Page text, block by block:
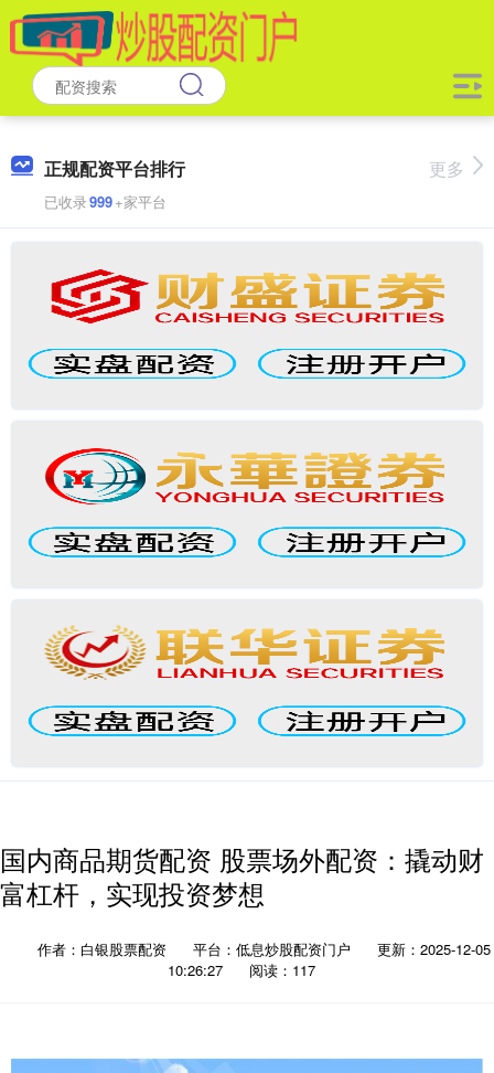
正规配资平台排行
已收录999+家平台
更多
国内商品期货配资 股票场外配资：撬动财
富杠杆，实现投资梦想
作者：白银股票配资 平台：低息炒股配资门户
更新：2025-12-05
10:26:27
阅读：117